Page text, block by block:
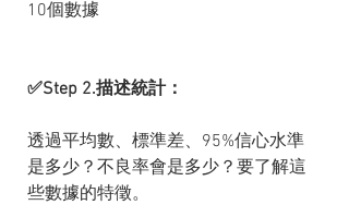
10個數據
✅Step 2.描述統計：
透過平均數、標準差、95%信心水準
是多少？不良率會是多少？要了解這
些數據的特徵。